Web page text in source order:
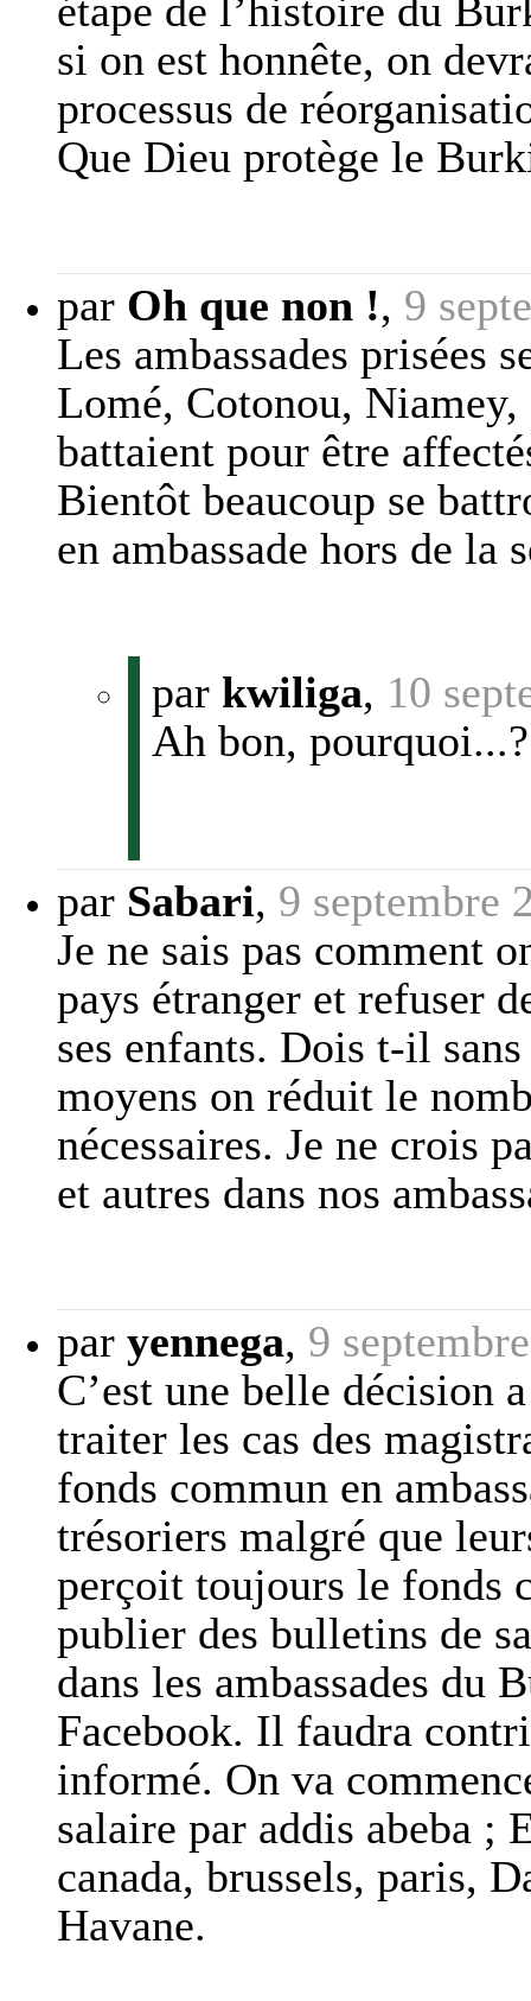
étape de l’histoire du
si on est honnête, on
processus de
Que Dieu protège le
par Oh que non !, 9
Les ambassades prisées
Lomé, Cotonou,
battaient pour être
Bientôt beaucoup se
en ambassade hors de la
par kwiliga, 10
Ah bon, pourquoi...?
par Sabari, 9 septembre
Je ne sais pas comment
pays étranger et refuser
ses enfants. Dois t-il
moyens on réduit le
nécessaires. Je ne crois
et autres dans nos
par yennega, 9
C’est une belle décision
traiter les cas des
fonds commun en
trésoriers malgré que
perçoit toujours le fonds
publier des bulletins de
dans les ambassades du
Facebook. Il faudra
informé. On va
salaire par addis abeba ;
canada, brussels, paris,
Havane.